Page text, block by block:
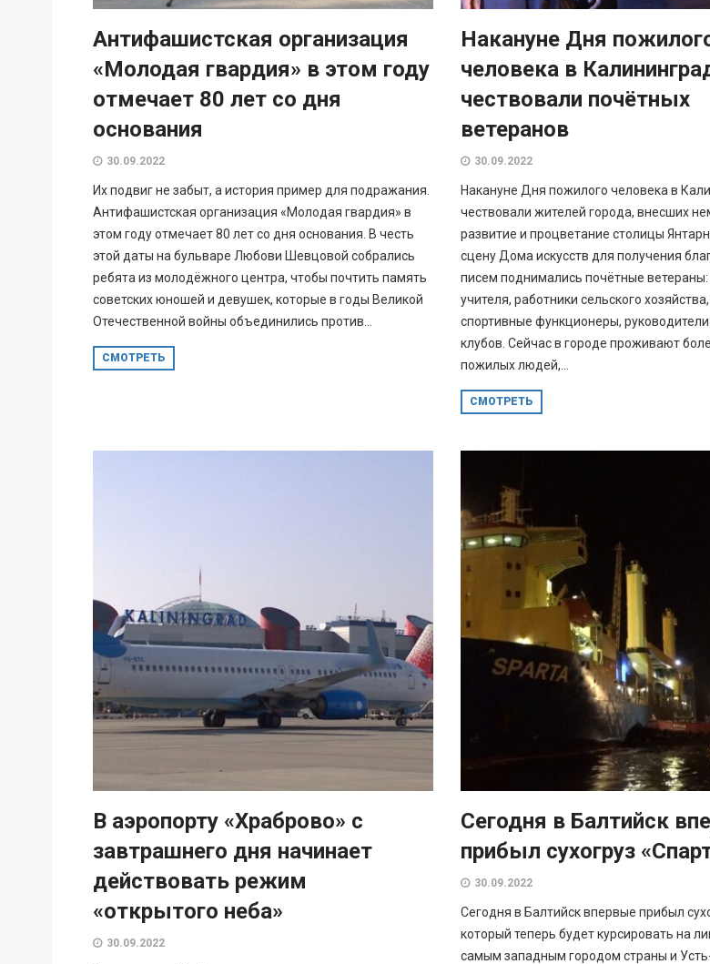
Антифашистская организация
«Молодая гвардия» в этом году
отмечает 80 лет со дня
основания
30.09.2022
Их подвиг не забыт, а история пример для подражания.
Антифашистская организация «Молодая гвардия» в
этом году отмечает 80 лет со дня основания. В честь
этой даты на бульваре Любови Шевцовой собрались
ребята из молодёжного центра, чтобы почтить память
советских юношей и девушек, которые в годы Великой
Отечественной войны объединились против...
СМОТРЕТЬ
Накануне Дня
человека в
чествовали почётных
ветеранов
30.09.2022
Накануне Дня пожилого человека в
чествовали жителей города, внесших
развитие и процветание столицы
сцену Дома искусств для получения
писем поднимались почётные ветераны:
учителя, работники сельского
спортивные функционеры,
клубов. Сейчас в городе проживают
пожилых людей,...
СМОТРЕТЬ
В аэропорту «Храброво» с
завтрашнего дня начинает
действовать режим
«открытого неба»
30.09.2022
Сегодня в Балтийск
прибыл сухогруз
30.09.2022
Сегодня в Балтийск впервые прибыл
который теперь будет курсировать на
самым западным городом страны и